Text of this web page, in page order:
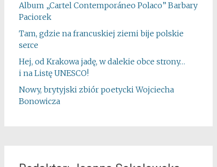
Album „Cartel Contemporáneo Polaco” Barbary
Paciorek
Tam, gdzie na francuskiej ziemi bije polskie
serce
Hej, od Krakowa jadę, w dalekie obce strony…
i na Listę UNESCO!
Nowy, brytyjski zbiór poetycki Wojciecha
Bonowicza